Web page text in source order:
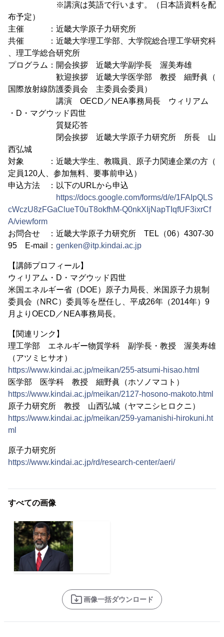
※講演は英語で行います。（日本語資料を配
布予定）
主催 ：近畿大学原子力研究所
共催 ：近畿大学理工学部、大学院総合理工学研究科
、理工学総合研究所
プログラム：開会挨拶 近畿大学副学長 渥美寿雄
歓迎挨拶 近畿大学医学部 教授 細野眞（
国際放射線防護委員会 主委員会委員）
講演 OECD／NEA事務局長 ウィリアム
・D・マグウッド四世
質疑応答
閉会挨拶 近畿大学原子力研究所 所長 山
西弘城
対象 ：近畿大学生、教職員、原子力関連企業の方（
定員120人、参加無料、要事前申込）
申込方法 ：以下のURLから申込
https://docs.google.com/forms/d/e/1FAIpQLS
cWczU8zFGaClueT0uT8okfhM-Q0nkXIjNapTIqfUF3ixrCf
A/viewform
お問合せ ：近畿大学原子力研究所 TEL（06）4307-30
95 E-mail： genken@itp.kindai.ac.jp
【講師プロフィール】
ウィリアム・D・マグウッド四世
米国エネルギー省（DOE）原子力局長、米国原子力規制
委員会（NRC）委員等を歴任し、平成26年（2014年）9
月よりOECD／NEA事務局長。
【関連リンク】
理工学部 エネルギー物質学科 副学長・教授 渥美寿雄
（アツミヒサオ）
https://www.kindai.ac.jp/meikan/255-atsumi-hisao.html
医学部 医学科 教授 細野眞（ホソノマコト）
https://www.kindai.ac.jp/meikan/2127-hosono-makoto.html
原子力研究所 教授 山西弘城（ヤマニシヒロクニ）
https://www.kindai.ac.jp/meikan/259-yamanishi-hirokuni.ht
ml
原子力研究所
https://www.kindai.ac.jp/rd/research-center/aeri/
すべての画像
画像一括ダウンロード